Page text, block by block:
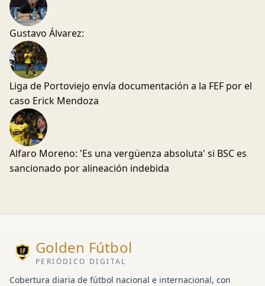
Gustavo Álvarez:
Liga de Portoviejo envía documentación a la FEF por el
caso Erick Mendoza
Alfaro Moreno: 'Es una vergüenza absoluta' si BSC es
sancionado por alineación indebida
Golden Fútbol
PERIÓDICO DIGITAL
Cobertura diaria de fútbol nacional e internacional, con